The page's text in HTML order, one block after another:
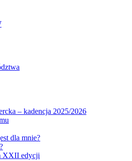
– kadencja 2025/2026
dla mnie?
XXII edycji